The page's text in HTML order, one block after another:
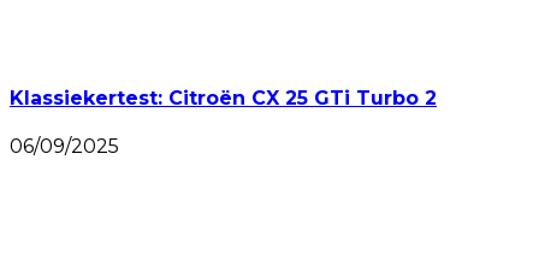
Klassiekertest: Citroën CX 25 GTi Turbo 2
06/09/2025